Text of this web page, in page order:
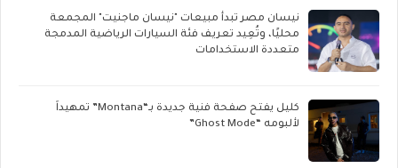
نيسان مصر تبدأ مبيعات "نيسان ماجنيت" المجمعة
محليًا، وتُعِيد تعريف فئة السيارات الرياضية المدمجة
متعددة الاستخدامات
كليل يفتح صفحة فنية جديدة بـ“Montana” تمهيداً
لألبومه “Ghost Mode”